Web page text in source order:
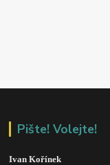
Pište! Volejte!
Ivan Kořínek